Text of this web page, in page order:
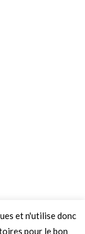
et n'utilise donc
pour le bon